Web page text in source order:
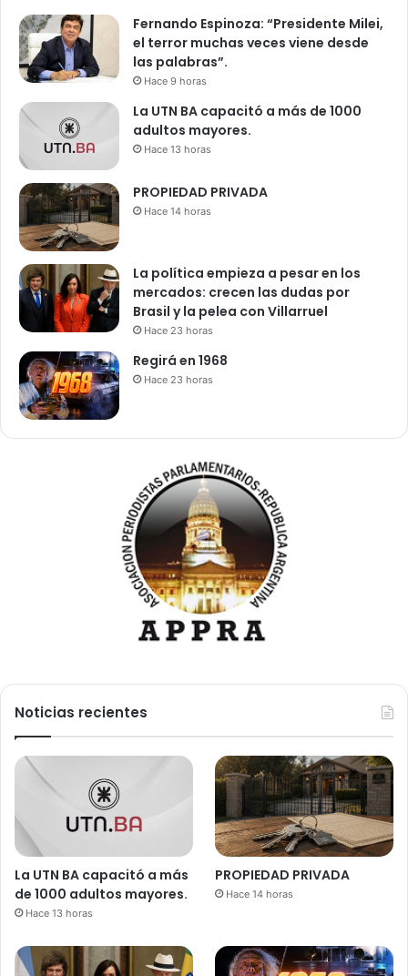
Fernando Espinoza: “Presidente Milei,
el terror muchas veces viene desde
las palabras”.
Hace 9 horas
La UTN BA capacitó a más de 1000
adultos mayores.
Hace 13 horas
PROPIEDAD PRIVADA
Hace 14 horas
La política empieza a pesar en los
mercados: crecen las dudas por
Brasil y la pelea con Villarruel
Hace 23 horas
Regirá en 1968
Hace 23 horas
Noticias recientes
La UTN BA capacitó a más
de 1000 adultos mayores.
Hace 13 horas
PROPIEDAD PRIVADA
Hace 14 horas